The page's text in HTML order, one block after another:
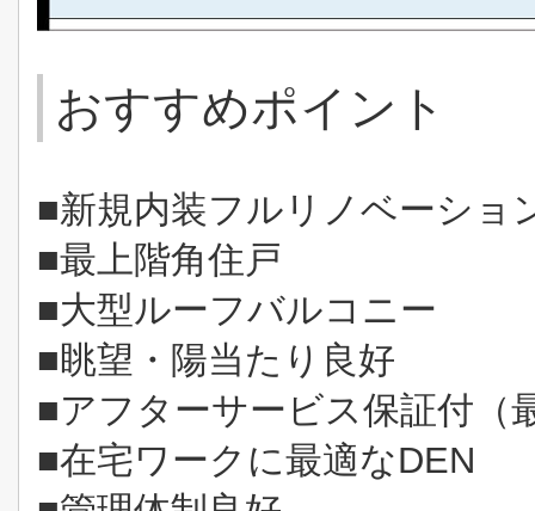
おすすめポイント
■新規内装フルリノベーショ
■最上階角住戸
■大型ルーフバルコニー
■眺望・陽当たり良好
■アフターサービス保証付（
■在宅ワークに最適なDEN